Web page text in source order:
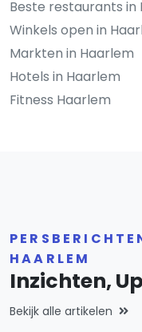
Beste restaurants in
Winkels open in
Markten in Haarlem
Hotels in Haarlem
Fitness Haarlem
HAARLEM
Inzichten,
Bekijk alle artikelen